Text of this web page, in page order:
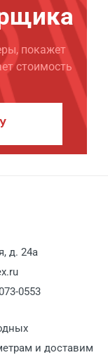
покажет
стоимость
д. 24а
0553
и доставим